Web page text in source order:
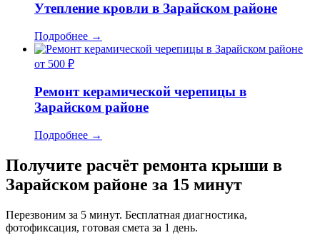
Утепление кровли в Зарайском районе
Подробнее →
от 500 ₽
Ремонт керамической черепицы в
Зарайском районе
Подробнее →
Получите расчёт ремонта крыши в
Зарайском районе за 15 минут
Перезвоним за 5 минут. Бесплатная диагностика,
фотофиксация, готовая смета за 1 день.